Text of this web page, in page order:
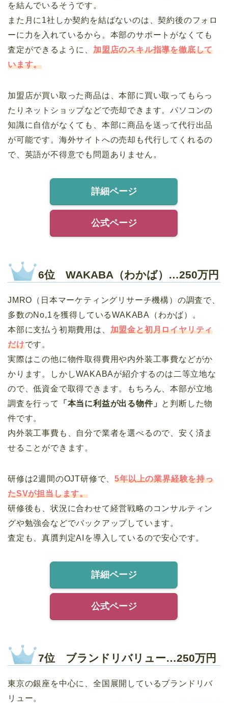
を結んでいるそうです。
また月に1社しか契約を結ばないのは、契約後のフォロ
ーに力を入れているから。本部のサポートがなくても
査定ができるように、 加盟店のスキル指導を徹底して
います。
加盟店が買い取った商品は、本部に買い取ってもらっ
たりネットショップなどで売却できます。パソコンの
知識に自信がなくても、本部に商品を送って代行出品
が可能です。海外サイトへの売却も代行してくれるの
で、英語が不得意でも問題ありません。
詳細ページ
公式ページ
6位 WAKABA（わかば）…250万円
JMRO（日本マーケティングリサーチ機構）の調査で、
多数のNo,1を獲得しているWAKABA（わかば）。
本部に支払う初期費用は、 加盟金と初月ロイヤリティ
だけです。
実際はこの他に物件取得費用や内外装工事費などがか
かります。しかしWAKABAが紹介するのは二等立地な
ので、低資金で取得できます。もちろん、本部が立地
調査を行って
「本当に利益が出る物件」 と判断した物
件です。
内外装工事費も、自分で業者を選べるので、安く済ま
せることができます。
研修は2週間のOJT研修で、5年以上の業界経験を持っ
たSVが担当します。
研修後も、状況に合わせて経営戦略のコンサルティン
グや勉強会などでバックアップしています。
査定も、真贋判定AIを導入しているので安心です。
詳細ページ
公式ページ
7位 ブランドリバリュー…250万円
東京の銀座を中心に、全国展開しているブランドリバ
リュー。